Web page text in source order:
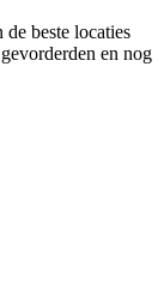
beste locaties
en nog